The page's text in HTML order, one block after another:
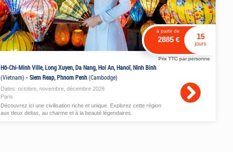
à partir de
2885€ 15
jours
Prix TTC par personne
Hô-Chi-Minh Ville, Long Xuyen, Da Nang, Hoi An, Hanoï, Ninh Binh
(Vietnam) -Siem Reap, Phnom Penh(Cambodge)
Dates: octobre novembre décembre 2026
Paris
Découvrez ici une civilisation riche et unique. Explorez cette région
aux deux deltas, au charme et à la beauté légendaires.